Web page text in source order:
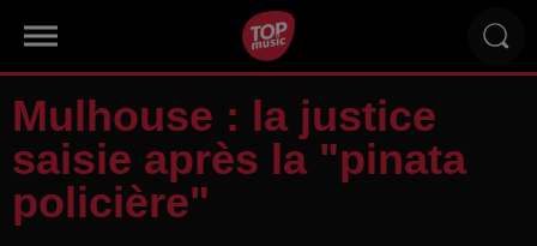
Mulhouse : la justice
saisie après la "pinata
policière"